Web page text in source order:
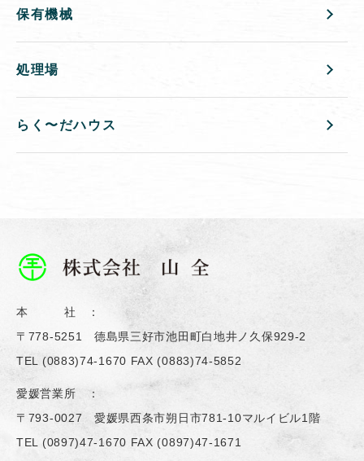
保有機械
処理場
らく〜だハウス
本 社 ：
〒778-5251 德島県三好市池田町白地井ノ久保929-2
TEL (0883)74-1670 FAX (0883)74-5852
愛媛営業所 ：
〒793-0027 愛媛県西条市朔日市781-10マルイビル1階
TEL (0897)47-1670 FAX (0897)47-1671